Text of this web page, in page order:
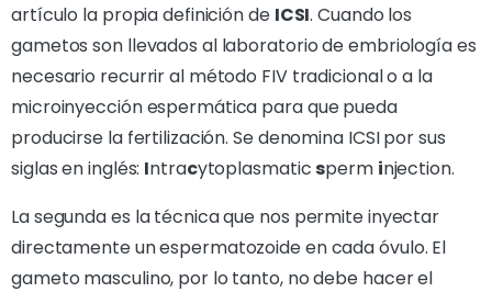
artículo la propia definición de ICSI. Cuando los
gametos son llevados al laboratorio de embriología es
necesario recurrir al método FIV tradicional o a la
microinyección espermática para que pueda
producirse la fertilización. Se denomina ICSI por sus
siglas en inglés: Intracytoplasmatic sperm injection.
La segunda es la técnica que nos permite inyectar
directamente un espermatozoide en cada óvulo. El
gameto masculino, por lo tanto, no debe hacer el